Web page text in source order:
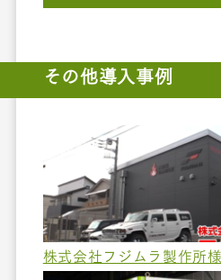
その他導入事例
株式会社フジムラ製作所様